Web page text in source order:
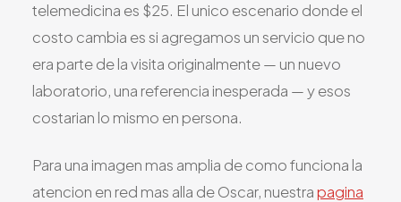
telemedicina es $25. El unico escenario donde el
costo cambia es si agregamos un servicio que no
era parte de la visita originalmente — un nuevo
laboratorio, una referencia inesperada — y esos
costarian lo mismo en persona.
Para una imagen mas amplia de como funciona la
atencion en red mas alla de Oscar, nuestrapagina